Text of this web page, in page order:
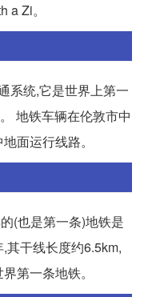
a Zi。
系统,它是世界上第一
地铁车辆在伦敦市中
面运行线路。
(也是第一条)地铁是
其干线长度约6.5km,
第一条地铁。